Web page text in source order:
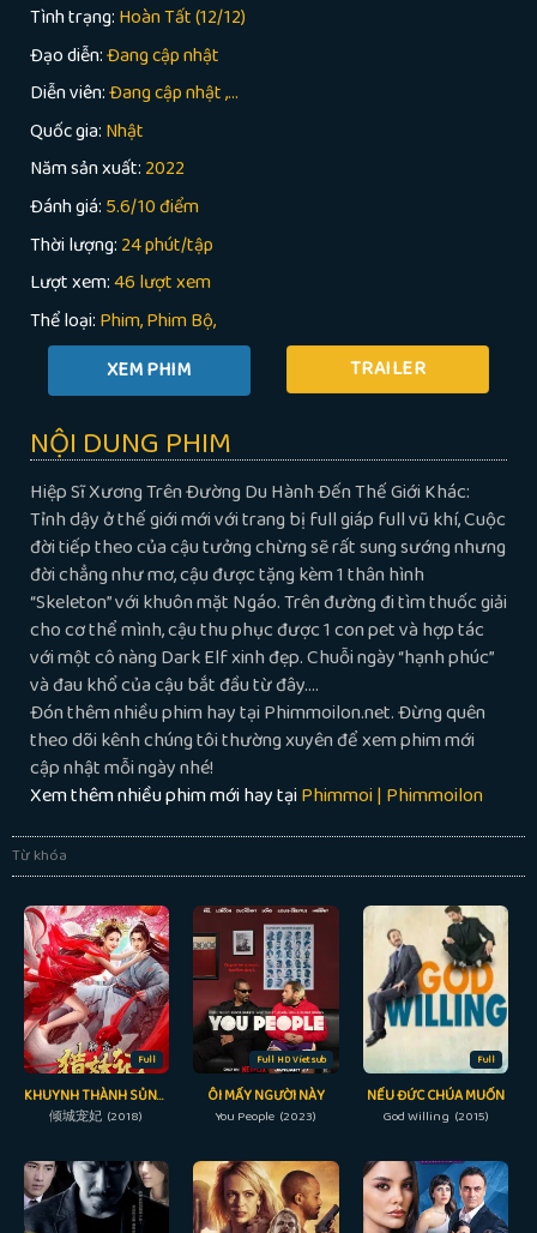
Tình trạng: Hoàn Tất (12/12)
Đạo diễn:Đang cập nhật
Diễn viên:Đang cập nhật ,...
Quốc gia: Nhật
Năm sản xuất: 2022
Đánh giá: 5.6/10 điểm
Thời lượng: 24 phút/tập
Lượt xem:46 lượt xem
Thể loại: Phim Phim Bộ
TRAILER
NỘI DUNG PHIM
Hiệp Sĩ Xương Trên Đường Du Hành Đến Thế Giới Khác:
Tỉnh dậy ở thế giới mới với trang bị full giáp full vũ khí, Cuộc
đời tiếp theo của cậu tưởng chừng sẽ rất sung sướng nhưng
đời chẳng như mơ, cậu được tặng kèm 1 thân hình
“Skeleton” với khuôn mặt Ngáo. Trên đường đi tìm thuốc giải
cho cơ thể mình, cậu thu phục được 1 con pet và hợp tác
với một cô nàng Dark Elf xinh đẹp. Chuỗi ngày “hạnh phúc”
và đau khổ của cậu bắt đầu từ đây….
Đón thêm nhiều phim hay tại Phimmoilon.net. Đừng quên
theo dõi kênh chúng tôi thường xuyên để xem phim mới
cập nhật mỗi ngày nhé!
Xem thêm nhiều phim mới hay tạiPhimmoi | Phimmoilon
Từ khóa
Full
KHUYNH THÀNH SỦNG PHI
倾城宠妃 (2018)
Full HD Vietsub
ÔI MẤY NGƯỜI NÀY
You People (2023)
Full
NẾU ĐỨC CHÚA MUỐN
God Willing (2015)